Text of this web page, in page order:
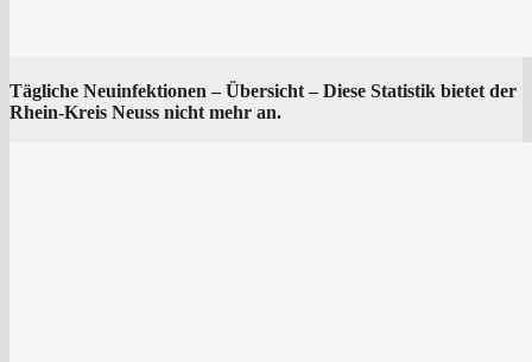
Täg­li­che Neu­in­fek­tio­nen – Über­sicht – Die­se Sta­tis­tik bie­tet der
Rhein-Kreis Neuss nicht mehr an.